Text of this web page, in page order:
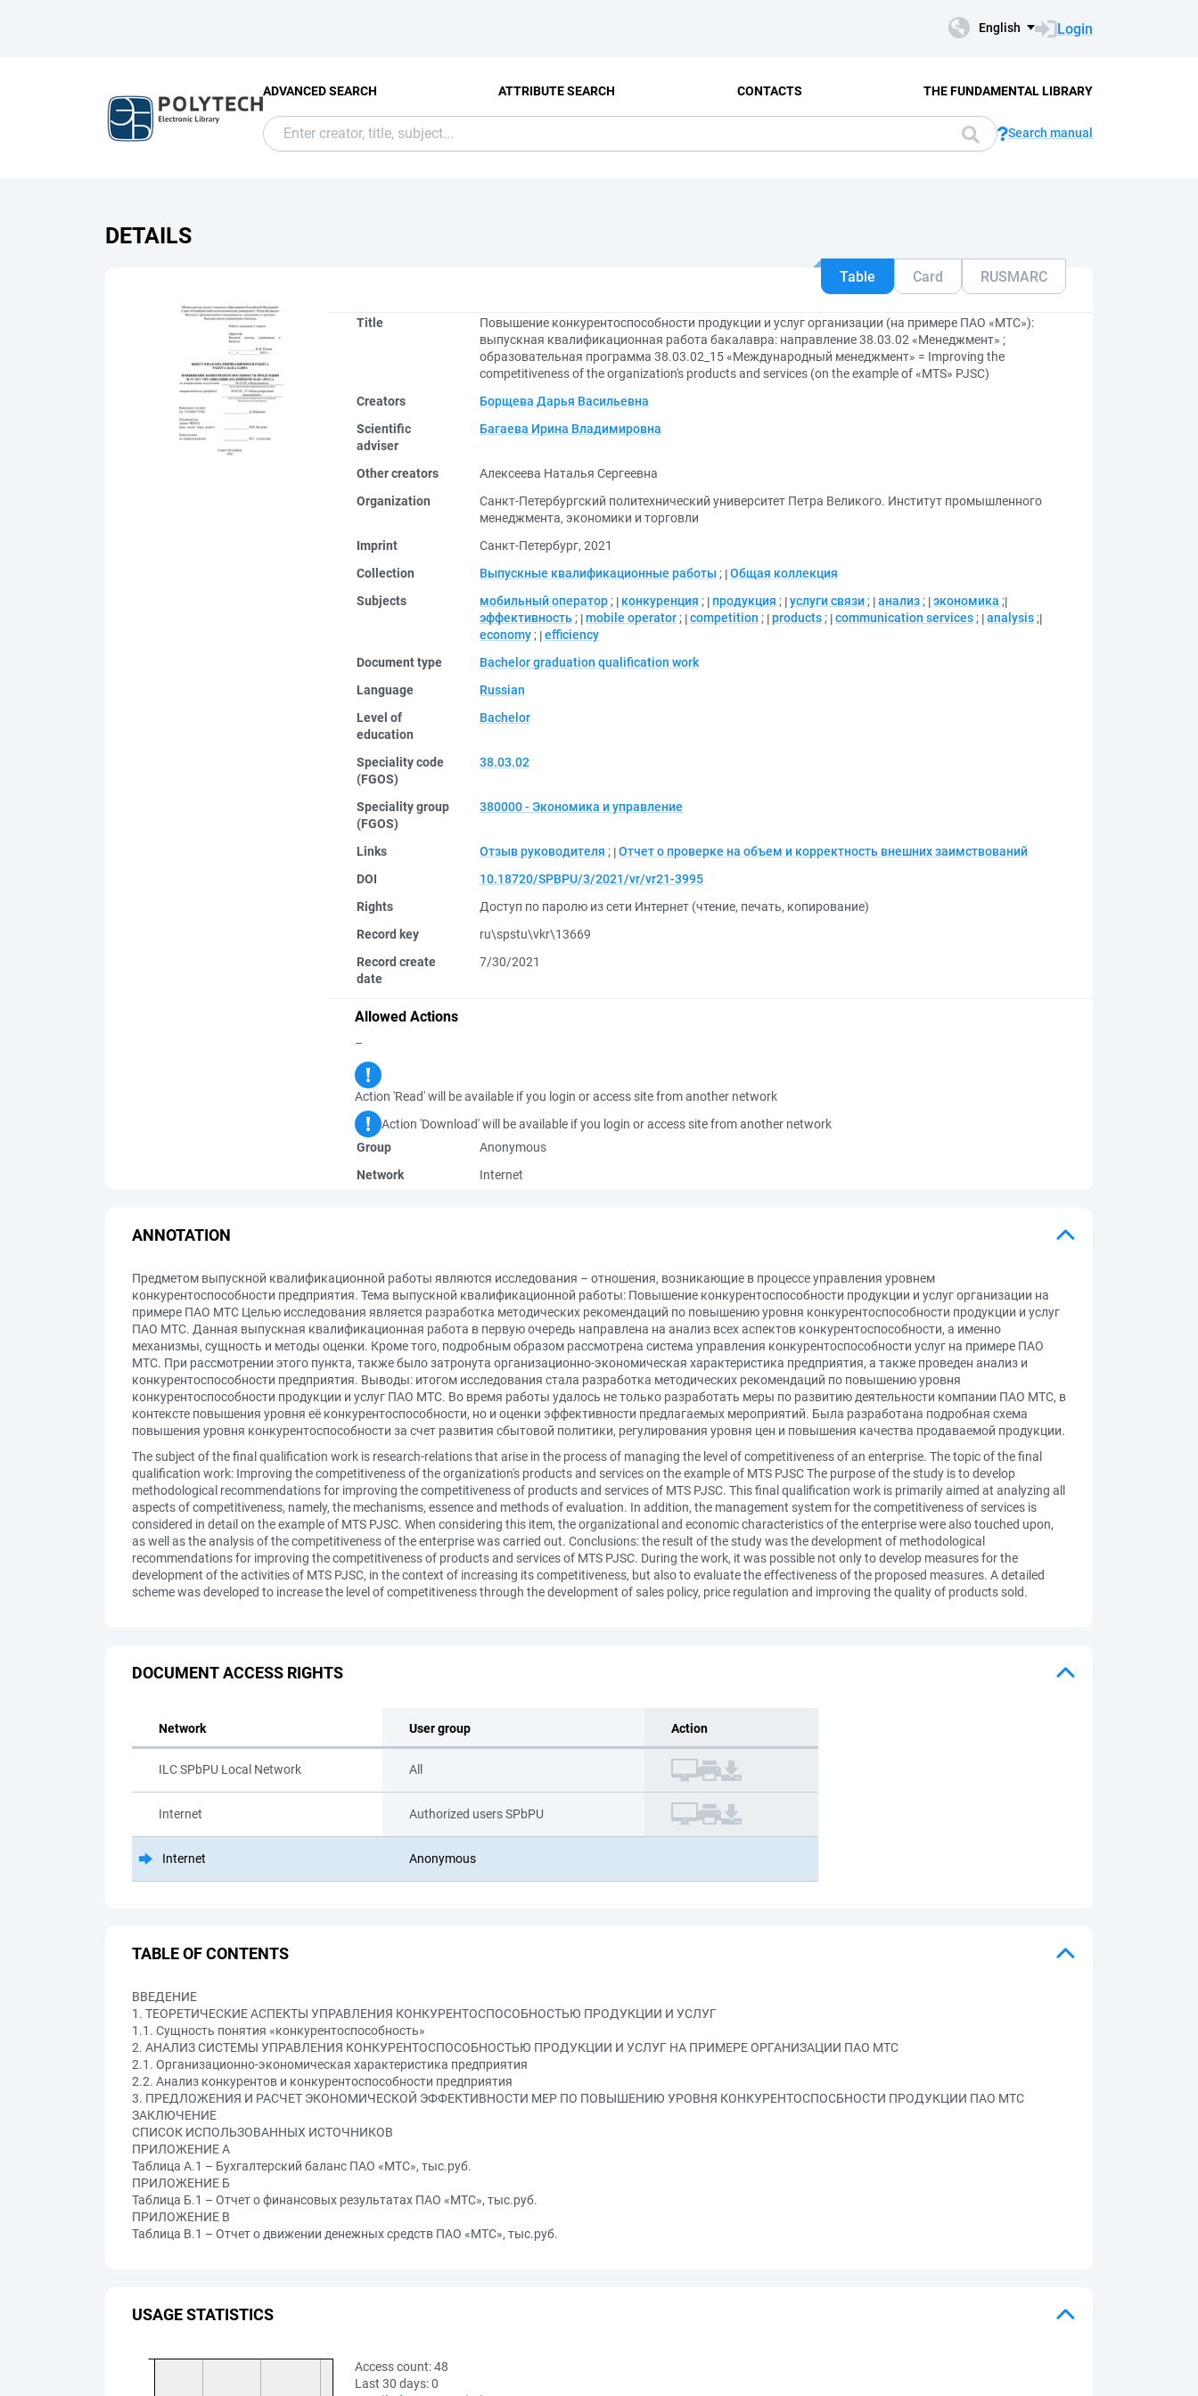
English Login
ADVANCED SEARCH ATTRIBUTE SEARCH CONTACTS THE FUNDAMENTAL LIBRARY
Search manual
DETAILS
Table Card RUSMARC
Title
Повышение конкурентоспособности продукции и услуг организации (на примере ПАО «МТС»):
выпускная квалификационная работа бакалавра: направление 38.03.02 «Менеджмент» ;
образовательная программа 38.03.02_15 «Международный менеджмент» = Improving the
competitiveness of the organization's products and services (on the example of «MTS» PJSC)
Creators
Борщева Дарья Васильевна
Scientific
adviser
Багаева Ирина Владимировна
Other creators
Алексеева Наталья Сергеевна
Organization
Санкт-Петербургский политехнический университет Петра Великого. Институт промышленного
менеджмента, экономики и торговли
Imprint
Санкт-Петербург, 2021
Collection
Выпускные квалификационные работы ; Общая коллекция
Subjects
мобильный оператор ; конкуренция ; продукция ; услуги связи ; анализ ; экономика ;
эффективность ; mobile operator ; competition ; products ; communication services ; analysis ;
economy ; efficiency
Document type
Bachelor graduation qualification work
Language
Russian
Level of
education
Bachelor
Speciality code
(FGOS)
38.03.02
Speciality group
(FGOS)
380000 - Экономика и управление
Links Отзыв руководителя ; Отчет о проверке на объем и корректность внешних заимствований
DOI
10.18720/SPBPU/3/2021/vr/vr21-3995
Rights
Доступ по паролю из сети Интернет (чтение, печать, копирование)
Record key
ru\spstu\vkr\13669
Record create
date
7/30/2021
Allowed Actions
–
Action 'Read' will be available if you login or access site from another network
Action 'Download' will be available if you login or access site from another network
Group
Anonymous
Network
Internet
ANNOTATION
Предметом выпускной квалификационной работы являются исследования – отношения, возникающие в процессе управления уровнем
конкурентоспособности предприятия. Тема выпускной квалификационной работы: Повышение конкурентоспособности продукции и услуг организации на
примере ПАО МТС Целью исследования является разработка методических рекомендаций по повышению уровня конкурентоспособности продукции и услуг
ПАО МТС. Данная выпускная квалификационная работа в первую очередь направлена на анализ всех аспектов конкурентоспособности, а именно
механизмы, сущность и методы оценки. Кроме того, подробным образом рассмотрена система управления конкурентоспособности услуг на примере ПАО
МТС. При рассмотрении этого пункта, также было затронута организационно-экономическая характеристика предприятия, а также проведен анализ и
конкурентоспособности предприятия. Выводы: итогом исследования стала разработка методических рекомендаций по повышению уровня
конкурентоспособности продукции и услуг ПАО МТС. Во время работы удалось не только разработать меры по развитию деятельности компании ПАО МТС, в
контексте повышения уровня её конкурентоспособности, но и оценки эффективности предлагаемых мероприятий. Была разработана подробная схема
повышения уровня конкурентоспособности за счет развития сбытовой политики, регулирования уровня цен и повышения качества продаваемой продукции.
The subject of the final qualification work is research-relations that arise in the process of managing the level of competitiveness of an enterprise. The topic of the final
qualification work: Improving the competitiveness of the organization's products and services on the example of MTS PJSC The purpose of the study is to develop
methodological recommendations for improving the competitiveness of products and services of MTS PJSC. This final qualification work is primarily aimed at analyzing all
aspects of competitiveness, namely, the mechanisms, essence and methods of evaluation. In addition, the management system for the competitiveness of services is
considered in detail on the example of MTS PJSC. When considering this item, the organizational and economic characteristics of the enterprise were also touched upon,
as well as the analysis of the competitiveness of the enterprise was carried out. Conclusions: the result of the study was the development of methodological
recommendations for improving the competitiveness of products and services of MTS PJSC. During the work, it was possible not only to develop measures for the
development of the activities of MTS PJSC, in the context of increasing its competitiveness, but also to evaluate the effectiveness of the proposed measures. A detailed
scheme was developed to increase the level of competitiveness through the development of sales policy, price regulation and improving the quality of products sold.
DOCUMENT ACCESS RIGHTS
Network User group Action
ILC SPbPU Local Network All
Internet Authorized users SPbPU
Internet Anonymous
TABLE OF CONTENTS
ВВЕДЕНИЕ
1. ТЕОРЕТИЧЕСКИЕ АСПЕКТЫ УПРАВЛЕНИЯ КОНКУРЕНТОСПОСОБНОСТЬЮ ПРОДУКЦИИ И УСЛУГ
1.1. Сущность понятия «конкурентоспособность»
2. АНАЛИЗ СИСТЕМЫ УПРАВЛЕНИЯ КОНКУРЕНТОСПОСОБНОСТЬЮ ПРОДУКЦИИ И УСЛУГ НА ПРИМЕРЕ ОРГАНИЗАЦИИ ПАО МТС
2.1. Организационно-экономическая характеристика предприятия
2.2. Анализ конкурентов и конкурентоспособности предприятия
3. ПРЕДЛОЖЕНИЯ И РАСЧЕТ ЭКОНОМИЧЕСКОЙ ЭФФЕКТИВНОСТИ МЕР ПО ПОВЫШЕНИЮ УРОВНЯ КОНКУРЕНТОСПОСБНОСТИ ПРОДУКЦИИ ПАО МТС
ЗАКЛЮЧЕНИЕ
СПИСОК ИСПОЛЬЗОВАННЫХ ИСТОЧНИКОВ
ПРИЛОЖЕНИЕ А
Таблица А.1 – Бухгалтерский баланс ПАО «МТС», тыс.руб.
ПРИЛОЖЕНИЕ Б
Таблица Б.1 – Отчет о финансовых результатах ПАО «МТС», тыс.руб.
ПРИЛОЖЕНИЕ В
Таблица В.1 – Отчет о движении денежных средств ПАО «МТС», тыс.руб.
USAGE STATISTICS
Access count:48
Last 30 days:0